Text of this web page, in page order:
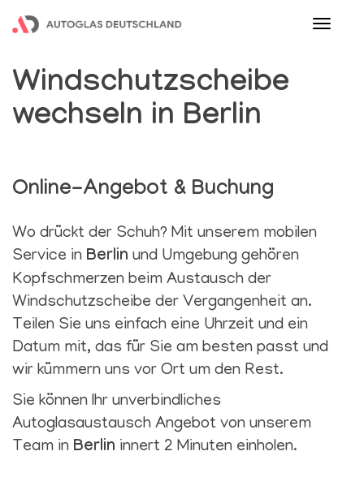
Menu
Windschutzscheibe
wechseln in Berlin
Online-Angebot & Buchung
Wo drückt der Schuh? Mit unserem mobilen
Service in Berlin und Umgebung gehören
Kopfschmerzen beim Austausch der
Windschutzscheibe der Vergangenheit an.
Teilen Sie uns einfach eine Uhrzeit und ein
Datum mit, das für Sie am besten passt und
wir kümmern uns vor Ort um den Rest.
Sie können Ihr unverbindliches
Autoglasaustausch Angebot von unserem
Team in Berlin innert 2 Minuten einholen.